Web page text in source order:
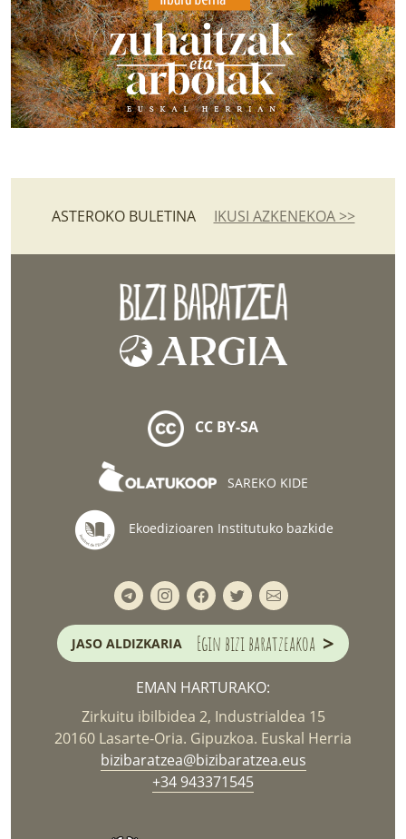
ASTEROKO BULETINA IKUSI AZKENEKOA >>
CC BY-SA
SAREKO KIDE
Ekoedizioaren Institutuko bazkide
JASO ALDIZKARIA Egin bizi baratzeakoa >
EMAN HARTURAKO:
Zirkuitu ibilbidea 2, Industrialdea 15
20160 Lasarte-Oria. Gipuzkoa. Euskal Herria
bizibaratzea@bizibaratzea.eus
+34 943371545